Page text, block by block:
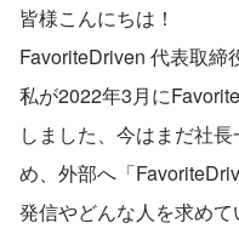
皆様こんにちは！
FavoriteDriven 代表取締
私が2022年3月に
しました、今はまだ社
め、外部へ「
発信やどんな人を求め